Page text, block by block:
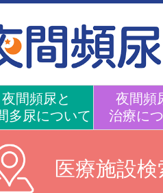
夜間頻尿と
多尿について
夜間頻
治療に
医療施設検